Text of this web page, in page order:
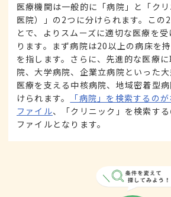
医療機関は一般的に「病院」と「クリ
医院）」の2つに分けられます。この
とで、よりスムーズに適切な医療を
ります。まず病院は20以上の病床を
を指します。さらに、先進的な医療
院、大学病院、企業立病院といった
医療を支える中核病院、地域密着型
けられます。
「病院」を検索するの
ファイル、「クリニック」を検索する
ファイルとなります。